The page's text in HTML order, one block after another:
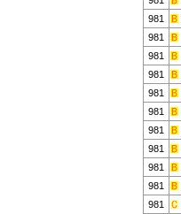
981
981
981
981
981
981
981
981
981
981
981